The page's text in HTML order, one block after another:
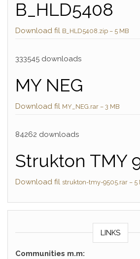
B_HLD5408
Download fil B_HLD5408.zip – 5 MB
333545 downloads
MY NEG
Download fil MY_NEG.rar – 3 MB
84262 downloads
Strukton TMY
Download fil strukton-tmy-9505.rar – 5
LINKS
Communities m.m: